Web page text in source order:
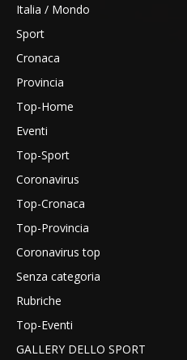
Italia / Mondo
Sport
Cronaca
Provincia
Top-Home
Eventi
Top-Sport
Coronavirus
Top-Cronaca
Top-Provincia
Coronavirus top
Senza categoria
Rubriche
Top-Eventi
GALLERY DELLO SPORT